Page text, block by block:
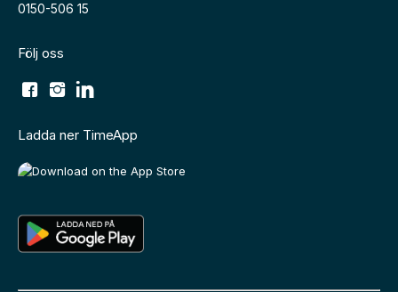
0150-506 15
Följ oss
Ladda ner TimeApp